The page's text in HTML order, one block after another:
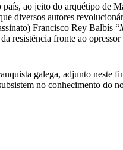
ao jeito do arquétipo de
diversos autores
Francisco Rey Balbís “
resistência fronte ao
galega, adjunto neste
no conhecimento do